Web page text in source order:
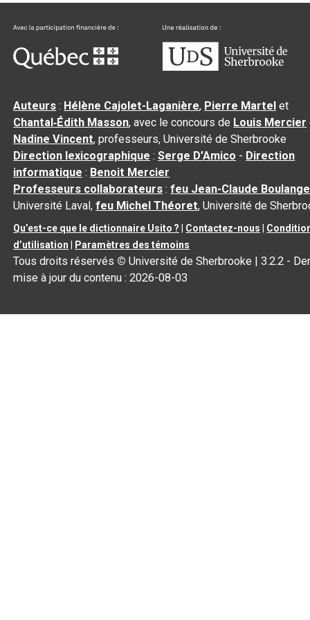
Auteurs : Hélène Cajolet-Laganière, Pierre Martel et
Chantal‑Édith Masson, avec le concours de Louis Mercier
Nadine Vincent, professeurs, Université de Sherbrooke
Direction lexicographique :Serge D’Amico - Direction
informatique : Benoit Mercier
Professeurs collaborateurs :feu Jean-Claude
Université Laval,feu Michel Théoret, Université de
Qu’est-ce que le dictionnaire Usito ? Contactez-nous
d’utilisation
Paramètres des témoins
Tous droits réservés © Université de Sherbrooke |3.2.2 -
mise à jour du contenu :2026-08-03